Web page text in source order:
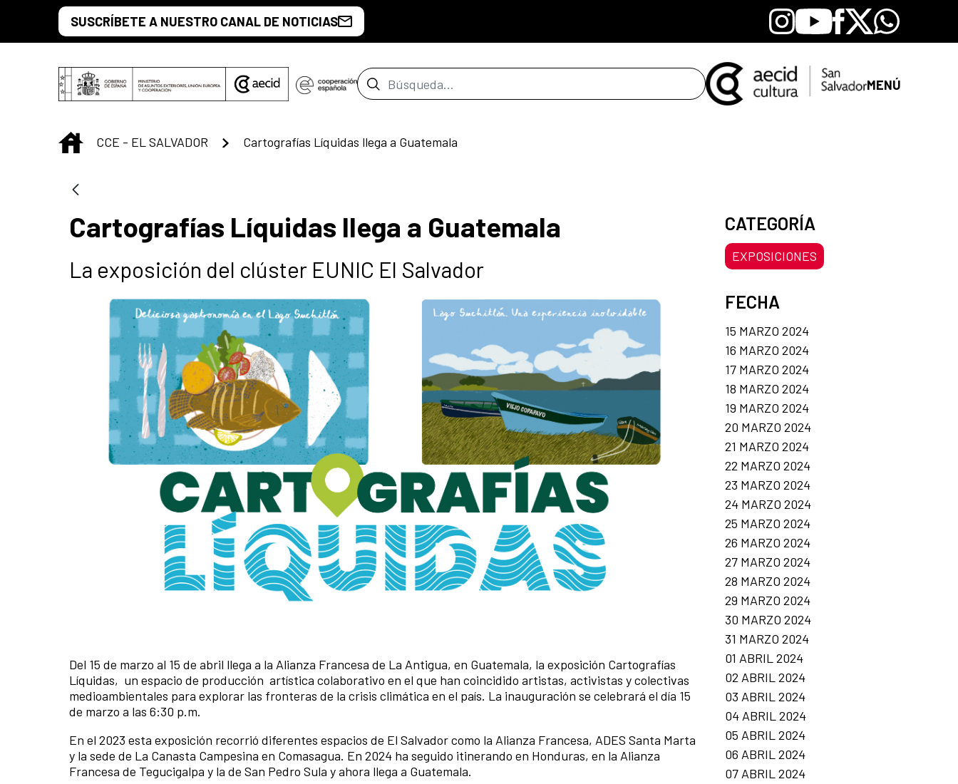
Saltar al contenido principal
SUSCRÍBETE A NUESTRO CANAL DE NOTICIAS Instagram
YoutubeFacebook
X Whatsapp
Barra de búsqueda MENÚ
INICIO
CCE - EL SALVADOR Cartografías Líquidas llega a Guatemala
Cartografías Líquidas llega a Guatemala
La exposición del clúster EUNIC El Salvador
Del 15 de marzo al 15 de abril llega a la Alianza Francesa de La Antigua, en Guatemala, la exposición Cartografías
Líquidas, un espacio de producción artística colaborativo en el que han coincidido artistas, activistas y colectivas
medioambientales para explorar las fronteras de la crisis climática en el país. La inauguración se celebrará el día 15
de marzo a las 6:30 p.m.
En el 2023 esta exposición recorrió diferentes espacios de El Salvador como la Alianza Francesa, ADES Santa Marta
y la sede de La Canasta Campesina en Comasagua. En 2024 ha seguido itinerando en Honduras, en la Alianza
Francesa de Tegucigalpa y la de San Pedro Sula y ahora llega a Guatemala.
CATEGORÍA
EXPOSICIONES
FECHA
15 MARZO 2024
16 MARZO 2024
17 MARZO 2024
18 MARZO 2024
19 MARZO 2024
20 MARZO 2024
21 MARZO 2024
22 MARZO 2024
23 MARZO 2024
24 MARZO 2024
25 MARZO 2024
26 MARZO 2024
27 MARZO 2024
28 MARZO 2024
29 MARZO 2024
30 MARZO 2024
31 MARZO 2024
01 ABRIL 2024
02 ABRIL 2024
03 ABRIL 2024
04 ABRIL 2024
05 ABRIL 2024
06 ABRIL 2024
07 ABRIL 2024